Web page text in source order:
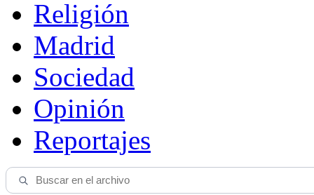
Religión
Madrid
Sociedad
Opinión
Reportajes